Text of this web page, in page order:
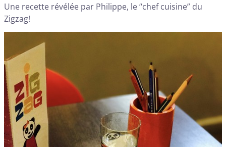
Une recette révélée par Philippe, le “chef cuisine” du
Zigzag!